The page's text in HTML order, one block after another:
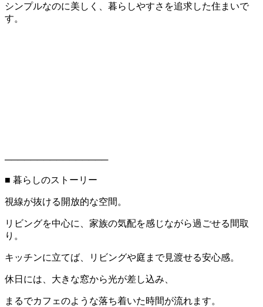
シンプルなのに美しく、暮らしやすさを追求した住まいで
す。
────────────────
■ 暮らしのストーリー
視線が抜ける開放的な空間。
リビングを中心に、家族の気配を感じながら過ごせる間取
り。
キッチンに立てば、リビングや庭まで見渡せる安心感。
休日には、大きな窓から光が差し込み、
まるでカフェのような落ち着いた時間が流れます。